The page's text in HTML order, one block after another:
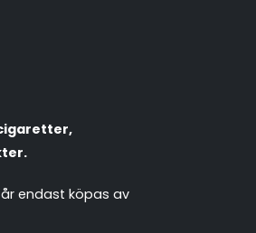
endast köpas av
Leverans & frakt